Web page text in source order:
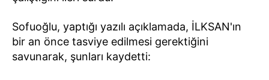
Sofuoğlu, yaptığı yazılı açıklamada, İLKSAN'ın
bir an önce tasviye edilmesi gerektiğini
savunarak, şunları kaydetti: